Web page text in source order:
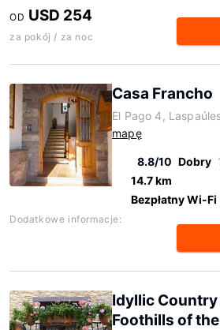
OD USD 254
za pokój / za noc
Casa Francho
El Pago 4,
mapę
8.8/10 Dobry
14.7 km
Bezpłatny Wi-Fi
Dodatkowe informacje:
Idyllic
Foothills of